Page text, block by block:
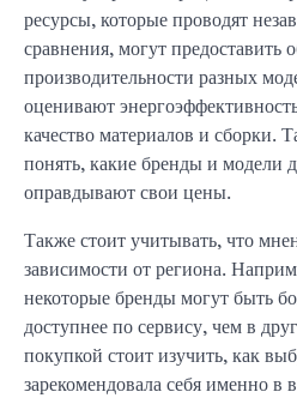
ресурсы, которые проводят
сравнения, могут предоставить
производительности разных
оценивают
качество материалов и сборки.
понять, какие бренды и модели
оправдывают свои цены.
Также стоит учитывать, что
зависимости от региона.
некоторые бренды могут быть
доступнее по сервису, чем в
покупкой стоит изучить, как
зарекомендовала себя именно в